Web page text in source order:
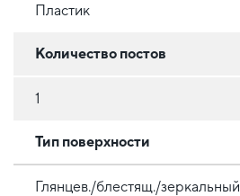
Пластик
Количество постов
1
Тип поверхности
Глянцев./блестящ./зеркальный